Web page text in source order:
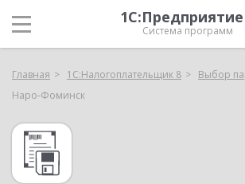
Система программ
Главная 1С:Налогоплательщик 8
Выбор
Наро-Фоминск